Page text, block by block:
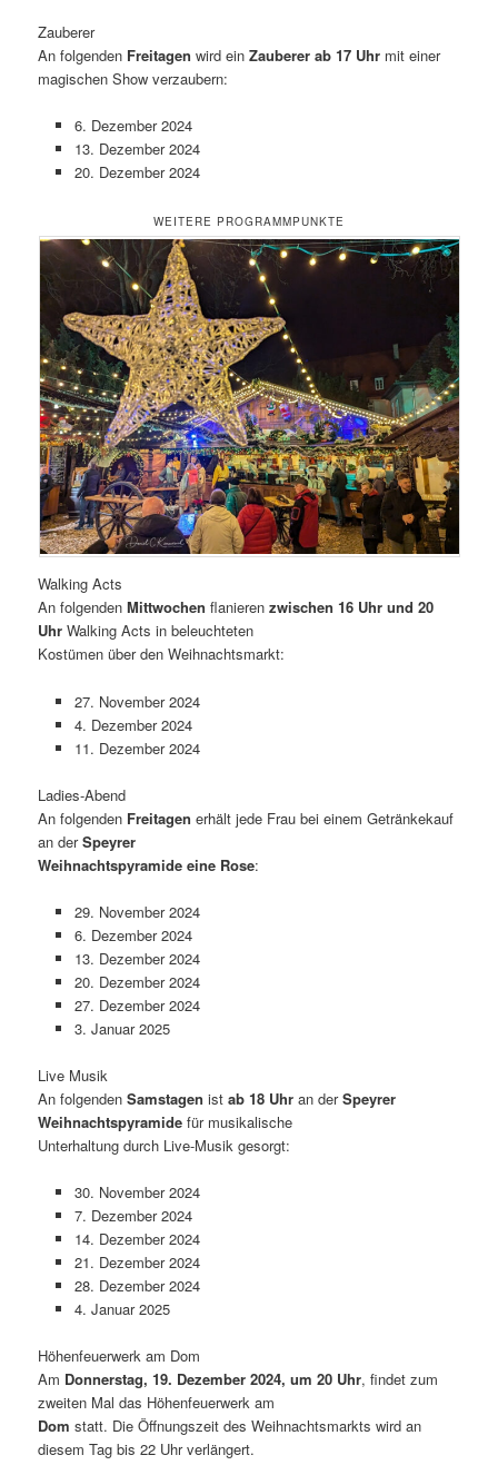
Zauberer
An folgenden Freitagenwird einZauberer ab 17 Uhr mit einer
magischen Show verzaubern:
6. Dezember 2024
13. Dezember 2024
20. Dezember 2024
WEITERE PROGRAMMPUNKTE
Walking Acts
An folgendenMittwochenflanieren zwischen 16 Uhr und 20
Uhr Walking Acts in beleuchteten
Kostümen über den Weihnachtsmarkt:
27. November 2024
4. Dezember 2024
11. Dezember 2024
Ladies-Abend
An folgenden Freitagen erhält jede Frau bei einem Getränkekauf
an derSpeyrer
Weihnachtspyramide eine Rose:
29. November 2024
6. Dezember 2024
13. Dezember 2024
20. Dezember 2024
27. Dezember 2024
3. Januar 2025
Live Musik
An folgendenSamstagenistab 18 Uhr an derSpeyrer
Weihnachtspyramide für musikalische
Unterhaltung durch Live-Musik gesorgt:
30. November 2024
7. Dezember 2024
14. Dezember 2024
21. Dezember 2024
28. Dezember 2024
4. Januar 2025
Höhenfeuerwerk am Dom
Am Donnerstag, 19. Dezember 2024, um 20 Uhr, findet zum
zweiten Mal das Höhenfeuerwerk am
Domstatt. Die Öffnungszeit des Weihnachtsmarkts wird an
diesem Tag bis 22 Uhr verlängert.